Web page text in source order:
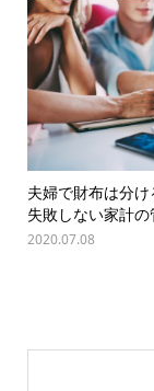
夫婦で財布は分
失敗しない家計
2020.07.08